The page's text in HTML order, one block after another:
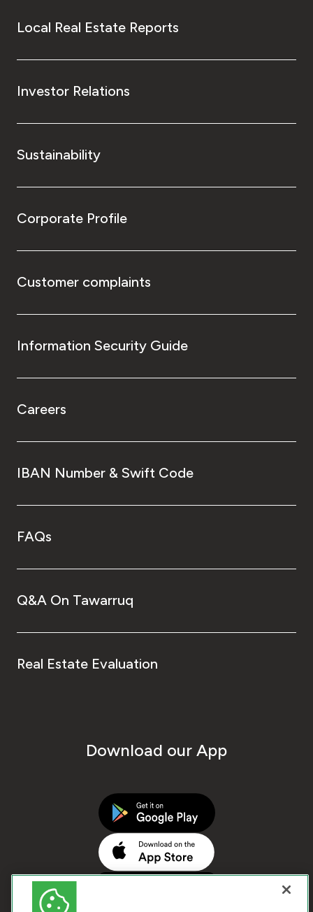
Local Real Estate Reports
Investor Relations
Sustainability
Corporate Profile
Customer complaints
Information Security Guide
Careers
IBAN Number & Swift Code
FAQs
Q&A On Tawarruq
Real Estate Evaluation
Download our App